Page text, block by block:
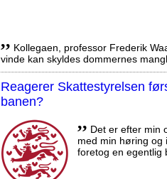
,, Kollegaen, professor Frederik
vinde kan skyldes dommernes
Reagerer Skattestyrelsen
banen?
,, Det er efter min
med min høring og
foretog en egentlig